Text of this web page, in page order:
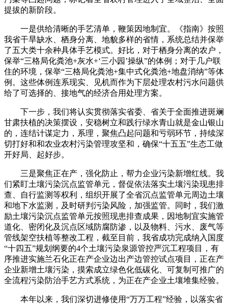
提拔的新阶段。
一是供给清晰的手艺清单，鞭策因地制宜。《指南》按照
我省干旱缺水、栖身分离、地貌多样的省情，系统总结并保举
了五大类十余种具体手艺模式。好比，对于栖身分离的农户，
保举“三格局化粪池+灰水+‘三小园’操纵”的体例；对于几户联
住的环境，保举“三格局化粪池+集中式化粪池+地盘消纳”等体
例。这些体例连系现实、见机而作为下层处理农村污水问题供
给了可选择的、接地气的经济合用处理方案。
下一步，我们将认实贯彻落实省委、省关于全面推进斑斓
甘肃扶植的决策摆设，安稳树立和践行绿水青山就是金山银山
的，连结计谋定力，系理，聚焦凸起问题和亏弱环节，持续深
切打好和和农业农村污染管理攻坚和，确保“十五五”生态工做
开好局、起好步。
三是聚焦正在产，强化防止，帮力企业污染新增红线。我
们紧盯土壤污染沉点监管单元，督促依法落实土壤污染现患排
查、自行监测等权利，组织开展了全省沉点监管单元周边土壤
和地下水监测，及时研判污染风险，加强监管。同时，我们激
励土壤污染沉点监管单元按照现患排查成果，因地制宜实施管
道化、密闭化及沉点区域防腐防渗，以及物料、污水、废气等
管线架空扶植等整改工程，截至目前，我省成功完成纳入国度
“十四五”规划纲要的4个土壤污染泉源管控严沉工程项目，有
序推进实施兰石化正在产企业边出产边管控试点项目，正在产
企业新增土壤污染，摸索成立绿色化低碳化、可复制可推广的
全流程污染防治手艺方式系统，为正在产企业土壤堆集经验。
本年以来，我们深切进修使用“万万工程”经验，以落实省